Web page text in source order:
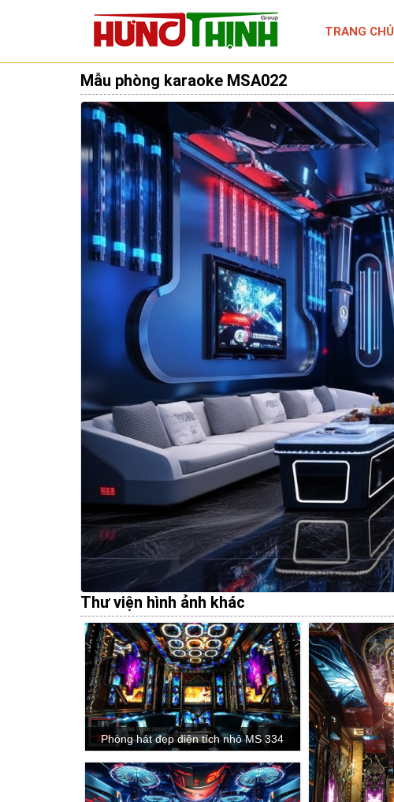
TRANG CHỦ
Mẫu phòng karaoke MSA022
Thư viện hình ảnh khác
Phòng hát đẹp diện tích nhỏ MS 334